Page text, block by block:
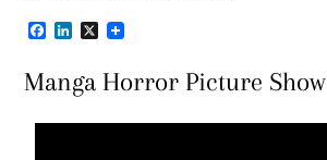
F
e
b
L
k
e
X
Manga Horror Picture Show